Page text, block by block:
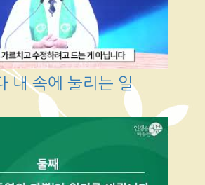
내 속에 눌리는 일